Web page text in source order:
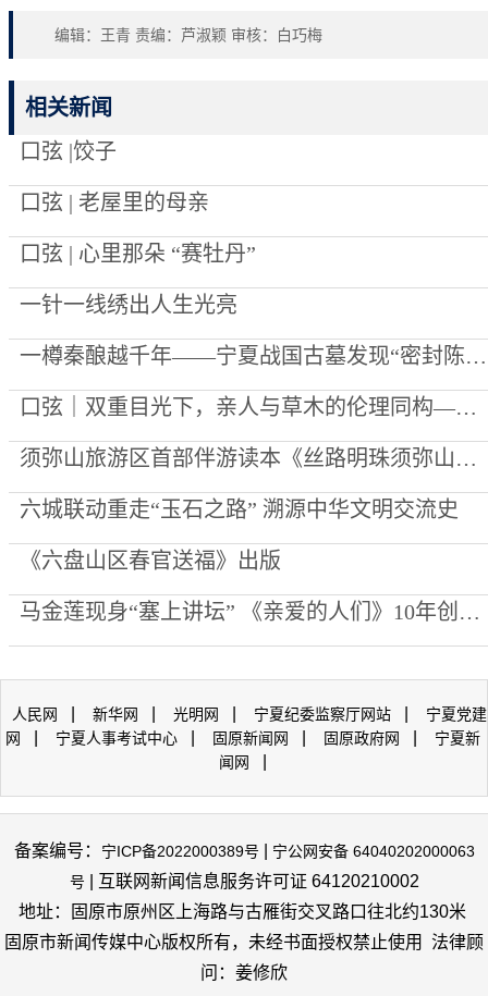
编辑：王青 责编：芦淑颖 审核：白巧梅
相关新闻
口弦 |饺子
口弦 | 老屋里的母亲
口弦 | 心里那朵 “赛牡丹”
一针一线绣出人生光亮
一樽秦酿越千年——宁夏战国古墓发现“密封陈酿”始末
口弦｜双重目光下，亲人与草木的伦理同构——评李向菊诗集《每一棵草都被深爱过》
须弥山旅游区首部伴游读本《丝路明珠须弥山》出版
六城联动重走“玉石之路” 溯源中华文明交流史
《六盘山区春官送福》出版
马金莲现身“塞上讲坛” 《亲爱的人们》10年创作心路公开
人民网 新华网 光明网 宁夏纪委监察厅网站
宁夏党建
网
宁夏人事考试中心 固原新闻网 固原政府网
宁夏新
闻网
备案编号： 宁ICP备2022000389号
宁公网安备 64040202000063
号 | 互联网新闻信息服务许可证 64120210002
地址：固原市原州区上海路与古雁街交叉路口往北约130米
固原市新闻传媒中心版权所有，未经书面授权禁止使用 法律顾
问：姜修欣